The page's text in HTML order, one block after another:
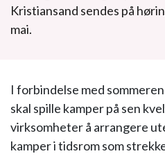
Kristiansand sendes på
mai.
I forbindelse med
skal spille kamper på sen
virksomheter å arrangere
kamper i tidsrom som